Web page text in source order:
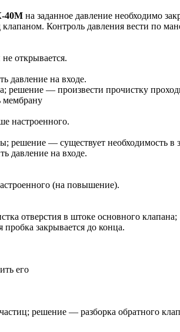
40М на заданное давление необходимо
Контроль давления вести по
открывается.
давление на входе.
решение — произвести прочистку
мембрану
настроенного.
решение — существует необходимость
давление на входе.
(на повышение).
отверстия в штоке основного клапана;
закрывается до конца.
его
решение — разборка обратного